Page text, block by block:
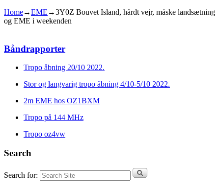
Home→EME →3Y0Z Bouvet Island, hårdt vejr, måske landsætning
og EME i weekenden
Båndrapporter
Tropo åbning 20/10 2022.
Stor og langvarig tropo åbning 4/10-5/10 2022.
2m EME hos OZ1BXM
Tropo på 144 MHz
Tropo oz4vw
Search
Search for: